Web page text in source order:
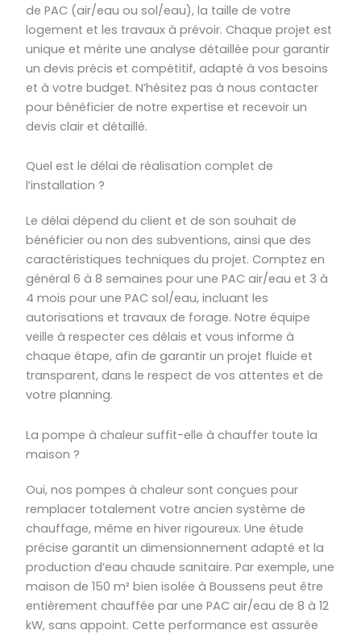
de PAC (air/eau ou sol/eau), la taille de votre
logement et les travaux à prévoir. Chaque projet est
unique et mérite une analyse détaillée pour garantir
un devis précis et compétitif, adapté à vos besoins
et à votre budget. N’hésitez pas à nous contacter
pour bénéficier de notre expertise et recevoir un
devis clair et détaillé.
Quel est le délai de réalisation complet de
l’installation ?
Le délai dépend du client et de son souhait de
bénéficier ou non des subventions, ainsi que des
caractéristiques techniques du projet. Comptez en
général 6 à 8 semaines pour une PAC air/eau et 3 à
4 mois pour une PAC sol/eau, incluant les
autorisations et travaux de forage. Notre équipe
veille à respecter ces délais et vous informe à
chaque étape, afin de garantir un projet fluide et
transparent, dans le respect de vos attentes et de
votre planning.
La pompe à chaleur suffit-elle à chauffer toute la
maison ?
Oui, nos pompes à chaleur sont conçues pour
remplacer totalement votre ancien système de
chauffage, même en hiver rigoureux. Une étude
précise garantit un dimensionnement adapté et la
production d’eau chaude sanitaire. Par exemple, une
maison de 150 m² bien isolée à Boussens peut être
entièrement chauffée par une PAC air/eau de 8 à 12
kW, sans appoint. Cette performance est assurée